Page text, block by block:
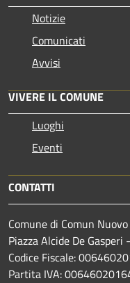
Notizie
Comunicati
Avvisi
VIVERE IL COMUNE
Luoghi
Eventi
CONTATTI
Comune di Comun Nuovo
Piazza Alcide De
Codice Fiscale:
Partita IVA: